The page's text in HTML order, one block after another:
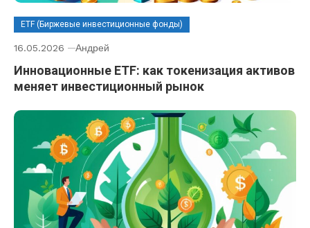
ETF (Биржевые инвестиционные фонды)
16.05.2026 Андрей
Инновационные ETF: как токенизация активов
меняет инвестиционный рынок